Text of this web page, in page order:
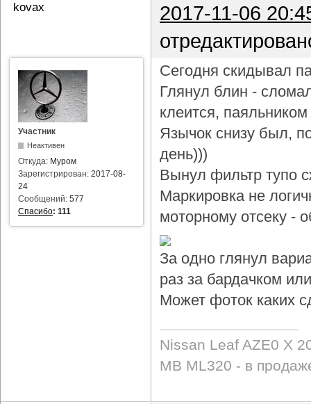
kovax
2017-11-06
Участник
Неактивен
Откуда: Муром
Зарегистрирован: 2017-08-
24
Сообщений: 577
Спасибо: 111
Сегодня скидывал
Глянул блин -
клеится,
Язычок снизу был,
день)))
Вынул фильтр тупо
Маркировка не
моторному отсеку -
За одно глянул
раз за бардачком
Может фоток каких
Nissan Leaf AZE0 X
MB ML320 - в